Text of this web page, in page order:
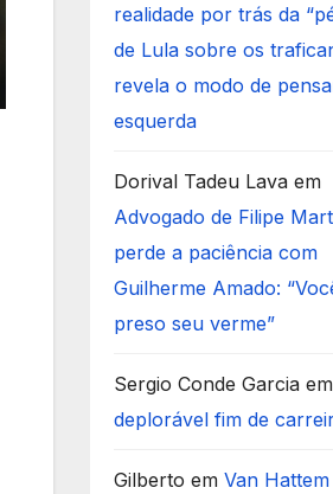
realidade por trás da
de Lula sobre os
revela o modo de
esquerda
Dorival Tadeu Lavaem
Advogado de Filipe
perde a paciência com
Guilherme Amado:
preso seu verme”
Sergio Conde Garciaem
deplorável fim de
Gilberto em Van